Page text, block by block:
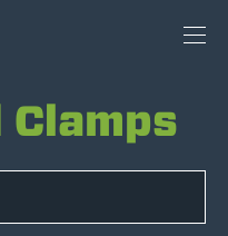
Clamps